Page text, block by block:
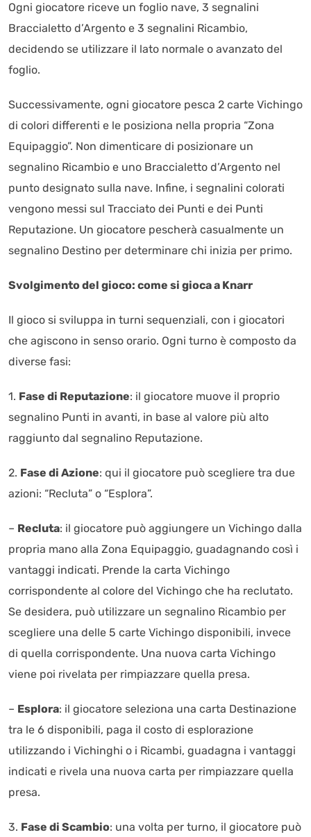
Ogni giocatore riceve un foglio nave, 3 segnalini
Braccialetto d’Argento e 3 segnalini Ricambio,
decidendo se utilizzare il lato normale o avanzato del
foglio.
Successivamente, ogni giocatore pesca 2 carte Vichingo
di colori differenti e le posiziona nella propria “Zona
Equipaggio”. Non dimenticare di posizionare un
segnalino Ricambio e uno Braccialetto d’Argento nel
punto designato sulla nave. Infine, i segnalini colorati
vengono messi sul Tracciato dei Punti e dei Punti
Reputazione. Un giocatore pescherà casualmente un
segnalino Destino per determinare chi inizia per primo.
Svolgimento del gioco: come si gioca a Knarr
Il gioco si sviluppa in turni sequenziali, con i giocatori
che agiscono in senso orario. Ogni turno è composto da
diverse fasi:
1. Fase di Reputazione: il giocatore muove il proprio
segnalino Punti in avanti, in base al valore più alto
raggiunto dal segnalino Reputazione.
2. Fase di Azione: qui il giocatore può scegliere tra due
azioni: “Recluta” o “Esplora”.
– Recluta: il giocatore può aggiungere un Vichingo dalla
propria mano alla Zona Equipaggio, guadagnando così i
vantaggi indicati. Prende la carta Vichingo
corrispondente al colore del Vichingo che ha reclutato.
Se desidera, può utilizzare un segnalino Ricambio per
scegliere una delle 5 carte Vichingo disponibili, invece
di quella corrispondente. Una nuova carta Vichingo
viene poi rivelata per rimpiazzare quella presa.
– Esplora: il giocatore seleziona una carta Destinazione
tra le 6 disponibili, paga il costo di esplorazione
utilizzando i Vichinghi o i Ricambi, guadagna i vantaggi
indicati e rivela una nuova carta per rimpiazzare quella
presa.
3. Fase di Scambio: una volta per turno, il giocatore può